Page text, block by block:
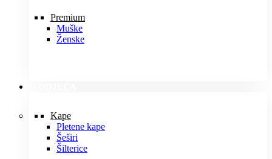
Premium
Muške
Ženske
Kape
Pletene kape
Šeširi
Šilterice